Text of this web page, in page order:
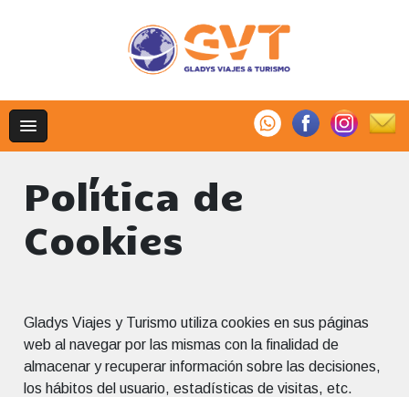
Política de
Cookies
Gladys Viajes y Turismo utiliza cookies en sus páginas
web al navegar por las mismas con la finalidad de
almacenar y recuperar información sobre las decisiones,
los hábitos del usuario, estadísticas de visitas, etc.